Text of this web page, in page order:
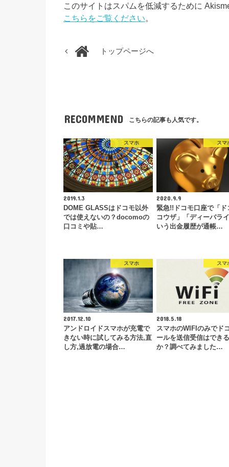
このサイトはスパムを低減するために
こちらをご覧ください。
トップページへ
RECOMMEND こちらの記事も人気です。
スマホ
2019.1.3
DOME GLASSはドコモ以外
では使えないの？docomoの
口コミや貼…
スマ
2020.9.9
緊急!!ドコモ口座で「ド
コウザ」「ディーバラ
いう出金履歴が通帳…
スマホ
2017.12.10
アンドロイドスマホが充電で
きない時に試してみる方法,直
し方,過放電の場合…
スマ
2018.5.18
スマホのWIFIのみでド
ールを送信受信はでき
か？調べてみました…